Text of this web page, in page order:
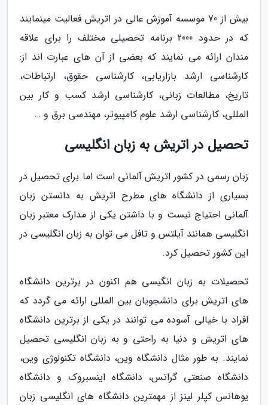
بیش از 70 موسسه آموزش عالی در اتریش فعالیت مینمایند
که در حدود 2000 برنامه تحصیلی مختلف را برای علاقه
مندان ارائه می نمایند که بعضی از آن های عبارت اند از:
کارشناسی ارشد بازاریابی، کارشناسی حقوق، ارتباطات،
تاریخ، مطالعات زبانی، کارشناسی ارشد کسب و کار بین
المللی، کارشناسی ارشد علوم کامپیوتر، مهندسی برق و …
تحصیل در اتریش به زبان انگلیسی
زبان رسمی در کشور اتریش آلمانی است اما برای تحصیل در
بسیاری از دانشگاه های مطرح اتریش به دانستن زبان
آلمانی احتیاج نیست و با داشتن یکی از مدارک معتبر زبان
انگلیسی همانند آیلتس و تافل می توان به زبان انگلیسی در
این کشور تحصیل کرد.
تحصیلات به زبان انگیسی هم اکنون در برترین دانشگاه
های اتریش برای دانشجویان بین المللی ارائه می گردد که
افراد با خیالی آسوده می توانند در یکی از برترین دانشگاه
های اتریش و دنیا به راحتی و به زبان انگلیسی تحصیل
نمایند. به طور مثال دانشگاه وین، دانشگاه تکنولوژی وین،
دانشگاه صنعتی گراتس، دانشگاه اینسبروک و دانشگاه
یوهانس کپلر لینز از مهمترین دانشگاه های انگلیسی زبان